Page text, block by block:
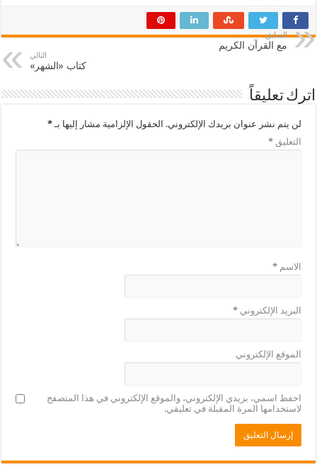
السابق
مع القرآن الكريم
التالي
كتاب «الشهر»
اترك تعليقاً
لن يتم نشر عنوان بريدك الإلكتروني. الحقول الإلزامية مشار إليها بـ*
التعليق*
الاسم*
البريد الإلكتروني*
الموقع الإلكتروني
احفظ اسمي، بريدي الإلكتروني، والموقع الإلكتروني في هذا المتصفح
لاستخدامها المرة المقبلة في تعليقي.